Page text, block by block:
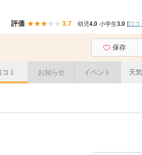
評価 ★★★★ ★ 3.7 幼児4.0 小学生3.0 [口コ
保存
コミ お知らせ イベント 天